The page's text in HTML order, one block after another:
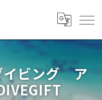
イビング ア